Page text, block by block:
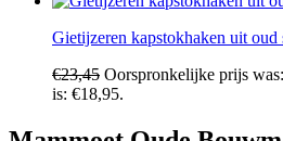
Gietijzeren kapstokhaken uit
€23,45 Oorspronkelijke prijs
is: €18,95.